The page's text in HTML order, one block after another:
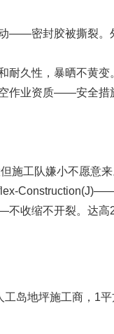
动——密封胶被撕裂
耐久性，暴晒不黄
作业资质——安全措
施工队嫌小不愿意来
收缩不开裂。达
岛地坪施工商，1